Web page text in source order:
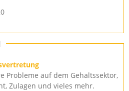
Probleme auf dem Gehaltssektor,
Zulagen und vieles mehr.